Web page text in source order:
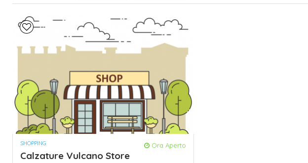
SHOPPING Ora Aperto
Calzature Vulcano Store